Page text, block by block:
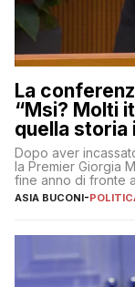
La
“Msi? Molti
quella storia
al 25 aprile”
Dopo aver
la Premier Giorgia
fine anno di fronte
ASIA BUCONI-